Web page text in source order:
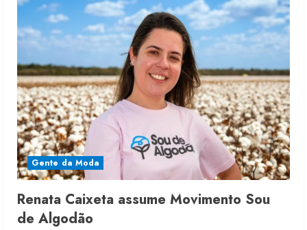
Gente da Moda
Renata Caixeta assume Movimento Sou
de Algodão